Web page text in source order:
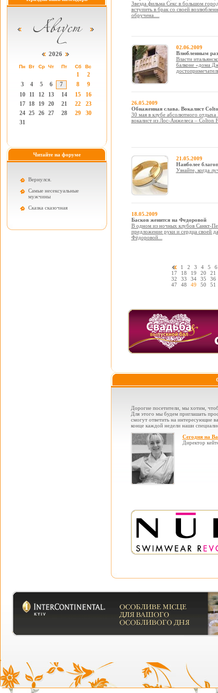
2026
Пн Вт Ср Чт Пт Сб Вс
1
2
3
4 5 6 7 8
9
10
11 12 13 14 15
16
17
18 19 20 21 22
23
24 25 26 27 28 29
30
31
Читайте на форуме
Вернулся.
Самые несексуальные
мужчины
Cказка сказочная
Звезда фильма Секс в большом
вступить в брак со своей
обручена....
02.06.2009
Влюбленным
Власти
балконе «дома
26.05.2009
Обнаженная слава. Вокалист
30 мая в клубе абсолютного отдыха
вокалист из Лос-Анжелеса – Colton
21.05.2009
Наиболее
Узнайте, когда
18.05.2009
Басков женится на Федоровой
В одном из ночных клубов Санкт-
предложение руки и сердца своей
Фёдоровой...
1 2 3 4 5
6
17
18 19 20
21
32
33 34 35
36
47
48 49 50 51
Дорогие посетители, мы хотим,
Для этого мы будем приглашать
смогут ответить на интересующие
конце каждой недели наши
Сегодня на
Директор